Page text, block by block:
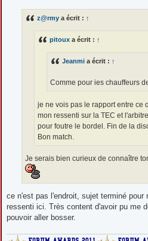
z@rmy a écrit : ↑
pitoux a écrit : ↑
Jeanmi a écrit : ↑
Comme pour ies chauffeurs
je ne vois pas le rapport entre ce
mon ressenti sur la TEC et
pour foutre le bordel. Fin de la
Bon match.
Je serais bien curieux de connaître
ce n'est pas l'endroit, sujet terminé
ressenti ici. Très content d'avoir pu me
pouvoir aller bosser.